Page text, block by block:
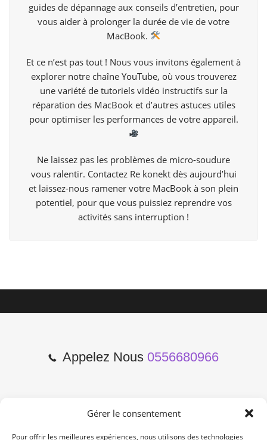
Gérer le consentement
Pour offrir les meilleures expériences, nous utilisons des technologies
guides de dépannage aux conseils d’entretien, pour
vous aider à prolonger la durée de vie de votre
MacBook.
Et ce n’est pas tout ! Nous vous invitons également à
explorer notre chaîne YouTube, où vous trouverez
une variété de tutoriels vidéo instructifs sur la
réparation des MacBook et d’autres astuces utiles
pour optimiser les performances de votre appareil.
Ne laissez pas les problèmes de micro-soudure
vous ralentir. Contactez Re konekt dès aujourd’hui
et laissez-nous ramener votre MacBook à son plein
potentiel, pour que vous puissiez reprendre vos
activités sans interruption !
Appelez Nous 0556680966
2 Cours de l'Yser 33800
Bordeaux